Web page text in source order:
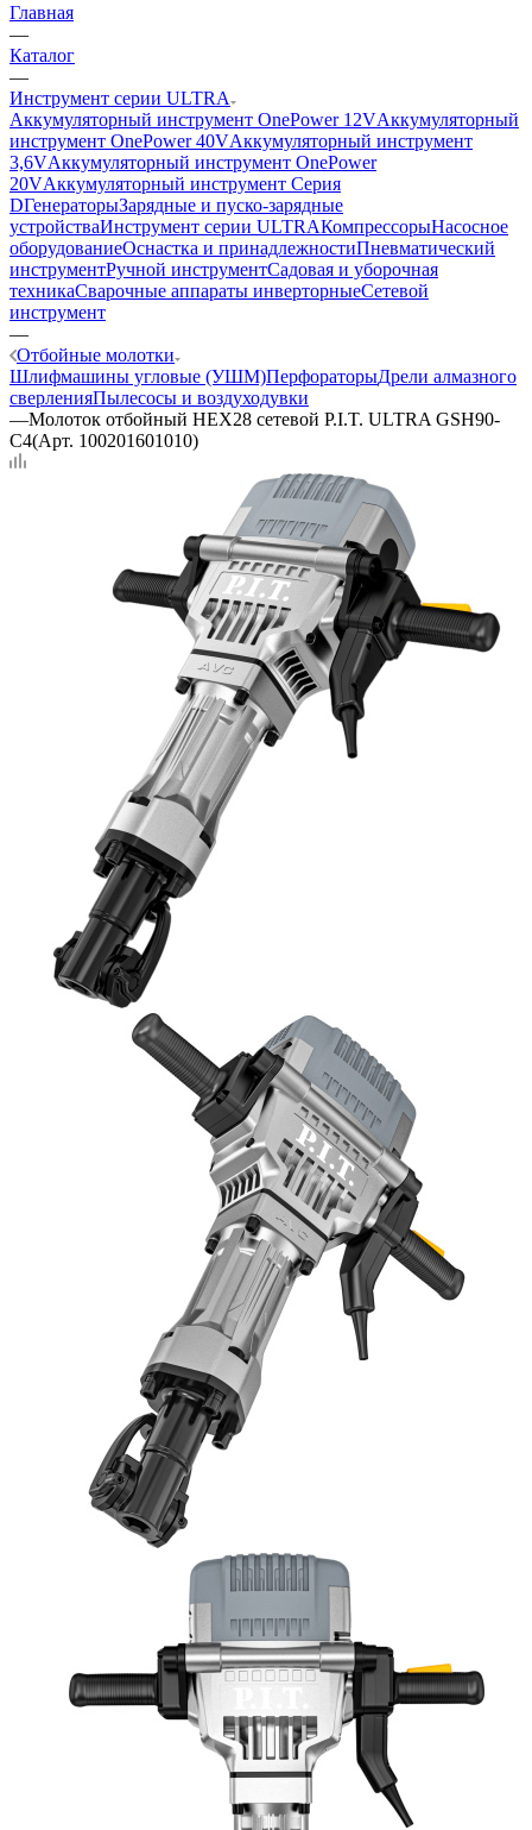
Главная
—
Каталог
—
Инструмент серии ULTRA
Аккумуляторный инструмент OnePower 12VАккумуляторный
инструмент OnePower 40VАккумуляторный инструмент
3,6VАккумуляторный инструмент OnePower
20VАккумуляторный инструмент Серия
DГенераторыЗарядные и пуско-зарядные
устройстваИнструмент серии ULTRAКомпрессорыНасосное
оборудованиеОснастка и принадлежностиПневматический
инструментРучной инструментСадовая и уборочная
техникаСварочные аппараты инверторныеСетевой
инструмент
—
Отбойные молотки
Шлифмашины угловые (УШМ)ПерфораторыДрели алмазного
сверленияПылесосы и воздуходувки
—Молоток отбойный HEX28 сетевой P.I.T. ULTRA GSH90-
C4(Арт. 100201601010)